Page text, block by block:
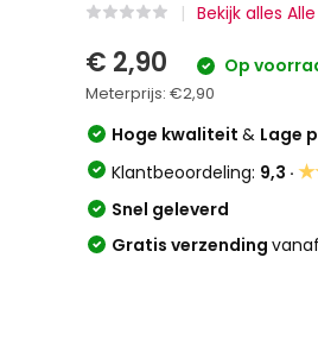
Bekijk alles
€ 2,90 Op
Meterprijs:€2,90
Hoge kwaliteit& Lage
Klantbeoordeling: 9,3 ·
Snel geleverd
Gratis verzending